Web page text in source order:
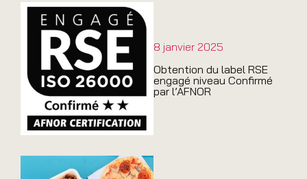
8 janvier 2025
Obtention du label RSE
engagé niveau Confirmé
par l’AFNOR